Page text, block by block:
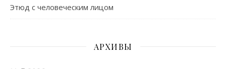
Этюд с человеческим лицом
АРХИВЫ